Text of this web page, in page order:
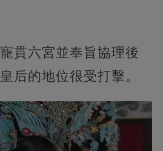
貫六宮並奉旨協理後
后的地位很受打擊。